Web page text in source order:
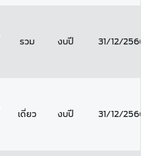
รวม งบปี 31/12/2566
เดี่ยว งบปี 31/12/2566